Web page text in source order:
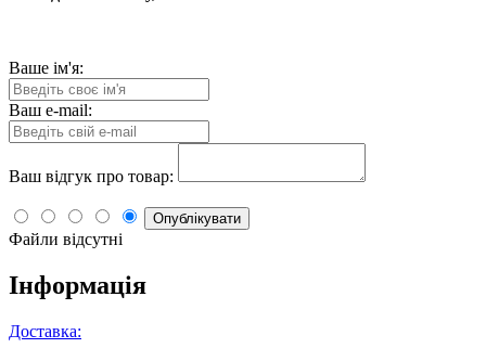
Ваше ім'я:
Ваш e-mail:
Ваш відгук про товар:
Опублікувати
Файли відсутні
Інформація
Доставка: